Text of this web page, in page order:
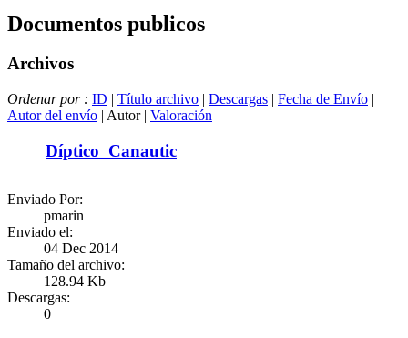
Documentos publicos
Archivos
Ordenar por : ID | Título archivo | Descargas | Fecha de Envío |
Autor del envío | Autor | Valoración
Díptico_Canautic
Enviado Por:
pmarin
Enviado el:
04 Dec 2014
Tamaño del archivo:
128.94 Kb
Descargas:
0